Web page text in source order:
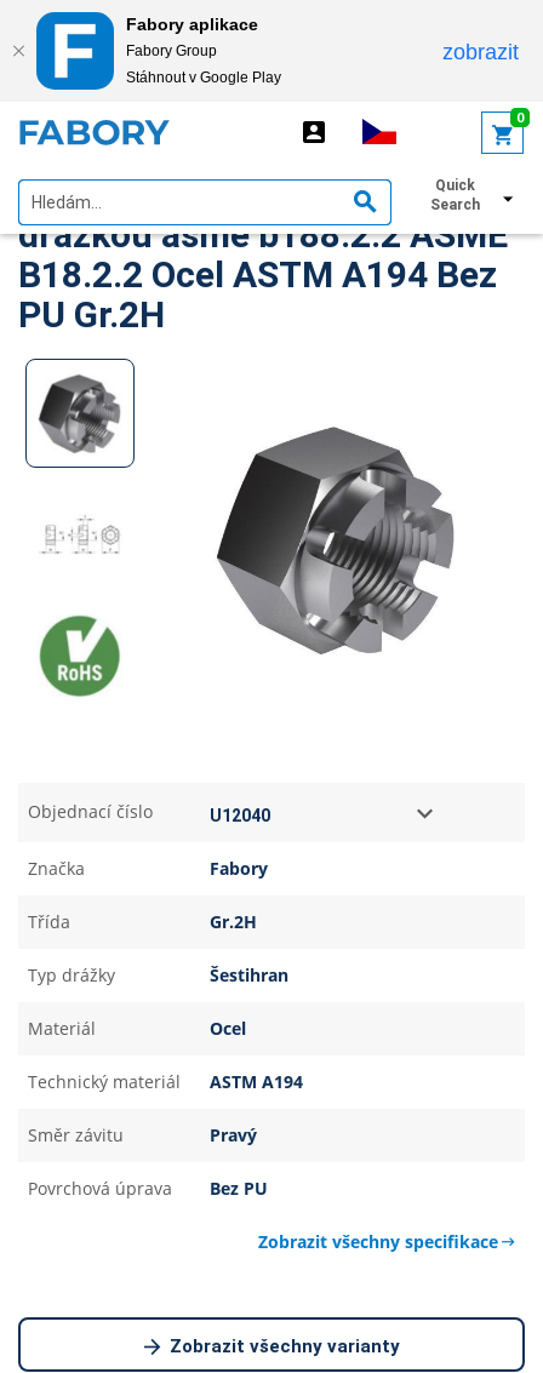
Fabory aplikace
Fabory Group
Stáhnout v Google Play
zobrazit
0
Quick
Search
Těžká šestihranná matice s
drážkou asme b188.2.2 ASME
B18.2.2 Ocel ASTM A194 Bez
PU Gr.2H
Objednací číslo
Značka Fabory
Třída Gr.2H
Typ drážky Šestihran
Materiál Ocel
Technický materiál ASTM A194
Směr závitu Pravý
Povrchová úprava Bez PU
Zobrazit všechny specifikace
Zobrazit všechny varianty